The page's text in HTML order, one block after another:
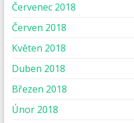
Červenec 2018
Červen 2018
Květen 2018
Duben 2018
Březen 2018
Únor 2018